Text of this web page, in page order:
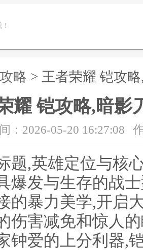
略 > 王者荣耀 铠攻
耀 铠攻略,暗影
：2026-05-20 16:27:08
题,英雄定位与核
爆发与生存的战
的暴力美学,开启
伤害减免和惊人
钟爱的上分利器,